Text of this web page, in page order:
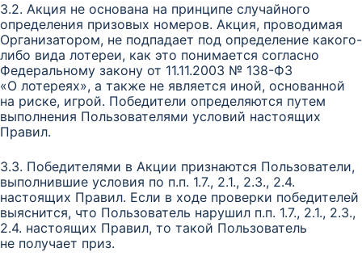
3.2. Акция не основана на принципе случайного
определения призовых номеров. Акция, проводимая
Организатором, не подпадает под определение какого-
либо вида лотереи, как это понимается согласно
Федеральному закону от 11.11.2003 № 138-ФЗ
«О лотереях», а также не является иной, основанной
на риске, игрой. Победители определяются путем
выполнения Пользователями условий настоящих
Правил.
3.3. Победителями в Акции признаются Пользователи,
выполнившие условия по п.п. 1.7., 2.1., 2.3., 2.4.
настоящих Правил. Если в ходе проверки победителей
выяснится, что Пользователь нарушил п.п. 1.7., 2.1., 2.3.,
2.4. настоящих Правил, то такой Пользователь
не получает приз.